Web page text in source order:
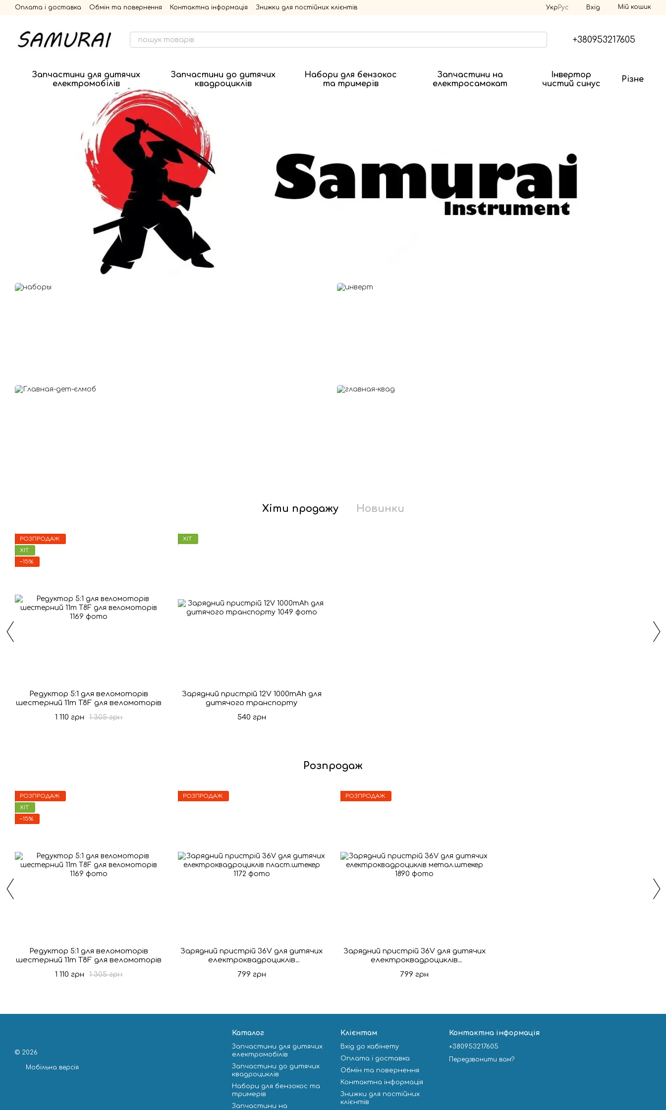
Перейти до основного контенту
Оплата і доставка Обмін та повернення Контактна інформація Знижки для постійних клієнтів УкрРус Вхід Мій кошик
+380953217605
Запчастини для дитячих
електромобілів
Запчастини до дитячих
квадроциклів
Набори для бензокос
та тримерів
Запчастини на
електросамокат
Інвертор
чистий синус
Різне
Хіти продажу Новинки
РОЗПРОДАЖ
ХІТ
−15%
Редуктор 5:1 для веломоторів
шестерний 11т T8F для веломоторів
1 305 грн
1 110 грн
ХІТ
Зарядний пристрій 12V 1000mAh для
дитячого транспорту
540 грн
Розпродаж
РОЗПРОДАЖ
ХІТ
−15%
Редуктор 5:1 для веломоторів
шестерний 11т T8F для веломоторів
1 305 грн
1 110 грн
РОЗПРОДАЖ
Зарядний пристрій 36V для дитячих
електроквадроциклів
799 грн
РОЗПРОДАЖ
Зарядний пристрій 36V для дитячих
електроквадроциклів
799 грн
© 2026
Мобільна версія
Каталог
Запчастини для дитячих
електромобілів
Запчастини до дитячих
квадроциклів
Набори для бензокос та
тримерів
Запчастини на
Клієнтам
Вхід до кабінету
Оплата і доставка
Обмін та повернення
Контактна інформація
Знижки для постійних
клієнтів
Контактна інформація
+380953217605
Передзвонити вам?